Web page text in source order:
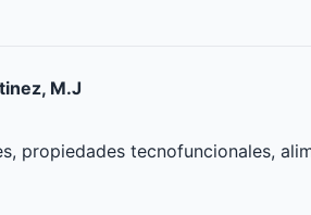
M.J
propiedades tecnofuncionales,